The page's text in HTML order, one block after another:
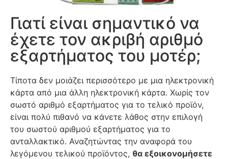
Γιατί είναι σημαντικό να
έχετε τον ακριβή αριθμό
εξαρτήματος του μοτέρ;
Τίποτα δεν μοιάζει περισσότερο με μια ηλεκτρονική
κάρτα από μια άλλη ηλεκτρονική κάρτα. Χωρίς τον
σωστό αριθμό εξαρτήματος για το τελικό προϊόν,
είναι πολύ πιθανό να κάνετε λάθος στην επιλογή
του σωστού αριθμού εξαρτήματος για το
ανταλλακτικό. Αναζητώντας την αναφορά του
λεγόμενου τελικού προϊόντος, θα εξοικονομήσετε